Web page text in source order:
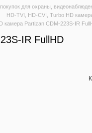
для охраны,
HD-TVI, HD-CVI, Turbo HD
камера Partizan CDM-223S-IR
IR FullHD